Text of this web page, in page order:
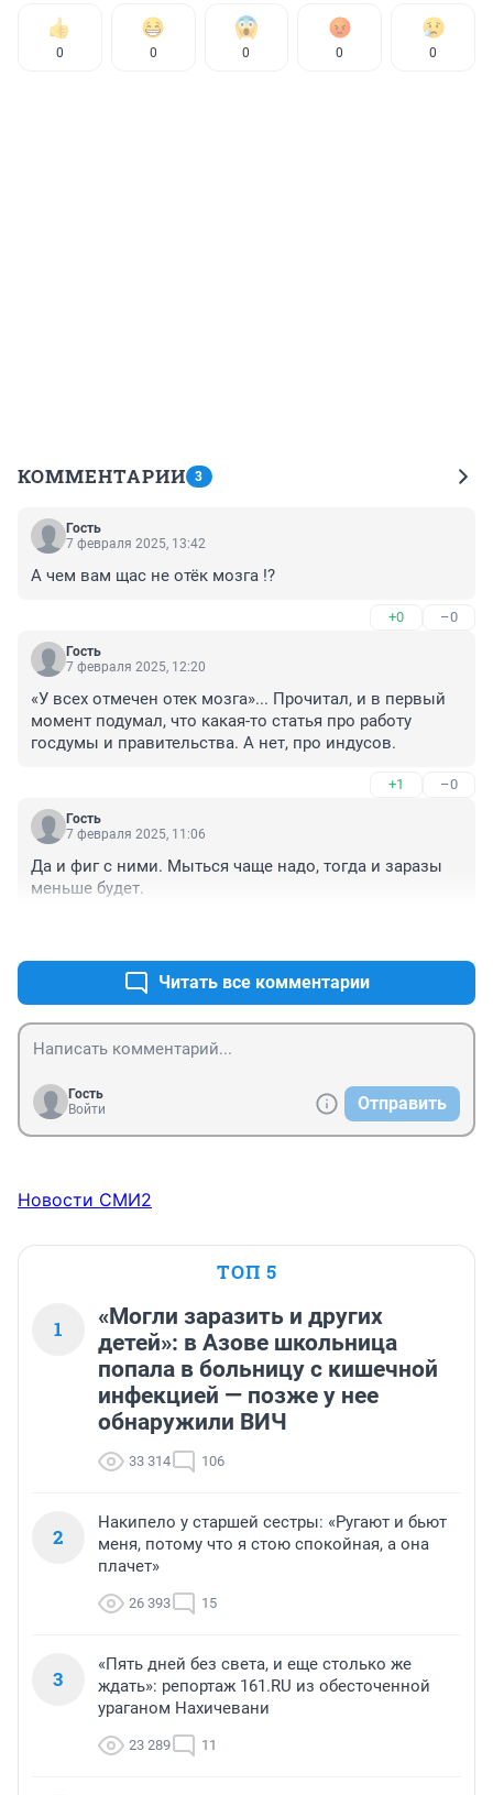
0 0 0 0 0
КОММЕНТАРИИ 3
Гость
7 февраля 2025, 13:42
А чем вам щас не отёк мозга !?
+0 –0
Гость
7 февраля 2025, 12:20
«У всех отмечен отек мозга»... Прочитал, и в первый
момент подумал, что какая-то статья про работу
госдумы и правительства. А нет, про индусов.
+1 –0
Гость
7 февраля 2025, 11:06
Да и фиг с ними. Мыться чаще надо, тогда и заразы
меньше будет.
Читать все комментарии
Гость
Войти
Отправить
Новости СМИ2
ТОП 5
1
«Могли заразить и других
детей»: в Азове школьница
попала в больницу с кишечной
инфекцией — позже у нее
обнаружили ВИЧ
33 314 106
2
Накипело у старшей сестры: «Ругают и бьют
меня, потому что я стою спокойная, а она
плачет»
26 393 15
3
«Пять дней без света, и еще столько же
ждать»: репортаж 161.RU из обесточенной
ураганом Нахичевани
23 289 11